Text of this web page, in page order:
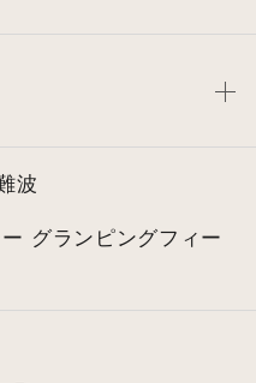
波
グランピングフィー